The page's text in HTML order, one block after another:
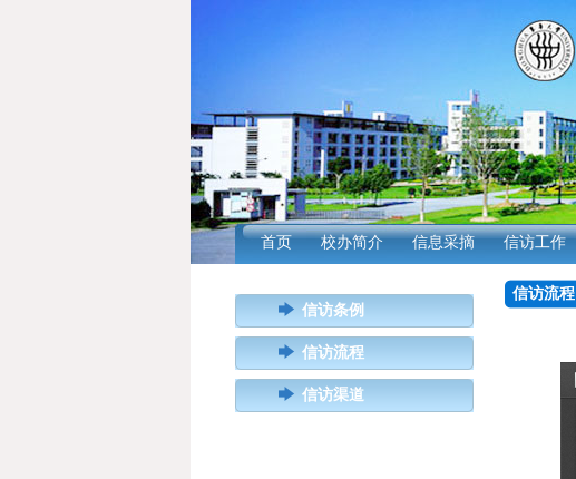
首页 校办简介 信息采摘 信访工作
信访条例
信访流程
信访渠道
信访流程